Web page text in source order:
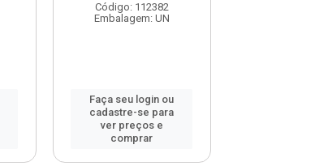
Código: 112382
Embalagem: UN
Faça seu login ou
cadastre-se para
ver preços e
comprar